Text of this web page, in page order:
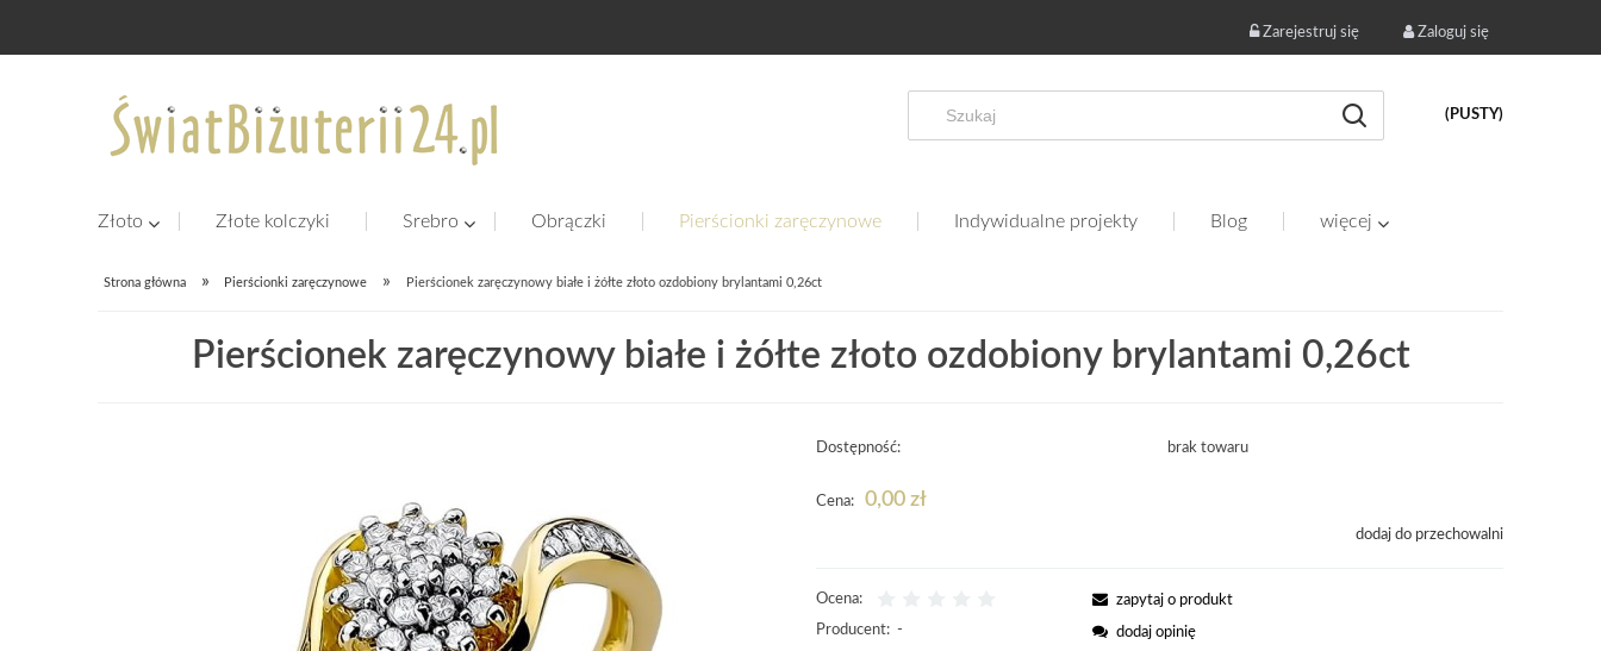
Zarejestruj się Zaloguj się
(PUSTY)
Złoto Złote kolczyki Srebro Obrączki Pierścionki zaręczynowe Indywidualne projekty Blog więcej
Strona główna » Pierścionki zaręczynowe » Pierścionek zaręczynowy białe i żółte złoto ozdobiony brylantami 0,26ct
Pierścionek zaręczynowy białe i żółte złoto ozdobiony brylantami 0,26ct
Dostępność: brak towaru
Cena: 0,00 zł
dodaj do przechowalni
Ocena:
Producent: -
zapytaj o produkt
dodaj opinię